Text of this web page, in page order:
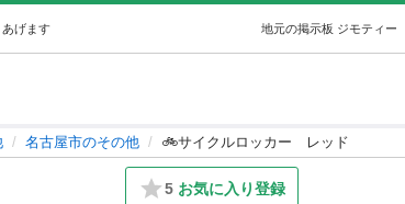
げます 地元の掲示板 ジモティー
名古屋市のその他 🚲サイクルロッカー レッド
5 お気に入り登録